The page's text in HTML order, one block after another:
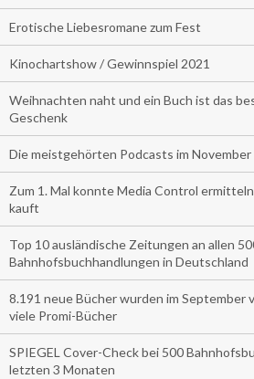
Erotische Liebesromane zum Fest
Kinochartshow / Gewinnspiel 2021
Weihnachten naht und ein Buch ist das
Geschenk
Die meistgehörten Podcasts im November
Zum 1. Mal konnte Media Control
kauft
Top 10 ausländische Zeitungen an allen
Bahnhofsbuchhandlungen in Deutschland
8.191 neue Bücher wurden im
viele Promi-Bücher
SPIEGEL Cover-Check bei 500
letzten 3 Monaten